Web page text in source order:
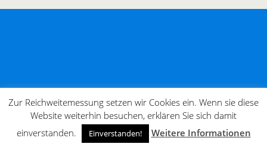
Zur Reichweitemessung setzen wir Cookies ein. Wenn sie diese
Website weiterhin besuchen, erklären Sie sich damit
einverstanden.
Einverstanden! Weitere Informationen